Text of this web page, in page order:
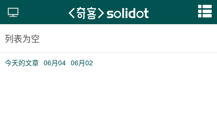
列表为空
今天的文章 06月04 06月02